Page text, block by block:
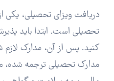
دریافت ویزای تحصیلی، یکی
تحصیلی است. ابتدا باید
کنید. پس از آن، مدارک
مدارک تحصیلی ترجمه شده،